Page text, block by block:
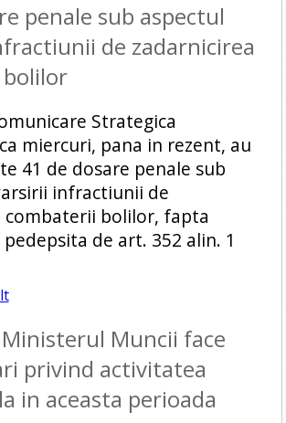
penale sub aspectul
de zadarnicirea
Strategica
miercuri, pana in rezent, au
41 de dosare penale sub
infractiunii de
combaterii bolilor, fapta
de art. 352 alin. 1
Muncii face
privind activitatea
in aceasta perioada